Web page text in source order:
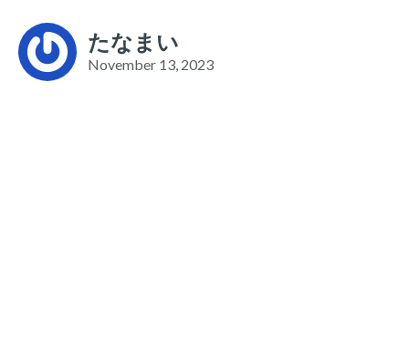
たなまい
November 13, 2023